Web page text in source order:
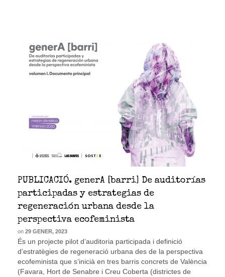
PUBLICACIÓ. generA [barri] De auditorías
participadas y estrategias de
regeneración urbana desde la
perspectiva ecofeminista
on 29 GENER, 2023
És un projecte pilot d’auditoria participada i definició
d’estratègies de regeneració urbana des de la perspectiva
ecofeminista que s’inicià en tres barris concrets de València
(Favara, Hort de Senabre i Creu Coberta (districtes de